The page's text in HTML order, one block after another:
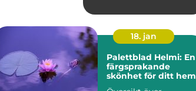
18. jan
Palettblad Helmi: En
färgsprakande
skönhet för ditt hem